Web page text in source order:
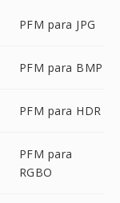
PFM para JPG
PFM para BMP
PFM para HDR
PFM para
RGBO